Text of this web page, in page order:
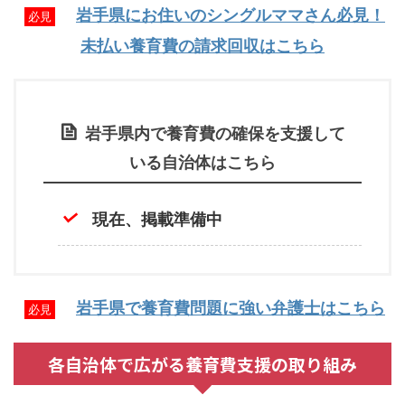
必見
岩手県にお住いのシングルママさん必見！
未払い養育費の請求回収はこちら
岩手県内で養育費の確保を支援して
いる自治体はこちら
現在、掲載準備中
必見 岩手県で養育費問題に強い弁護士はこちら
各自治体で広がる養育費支援の取り組み